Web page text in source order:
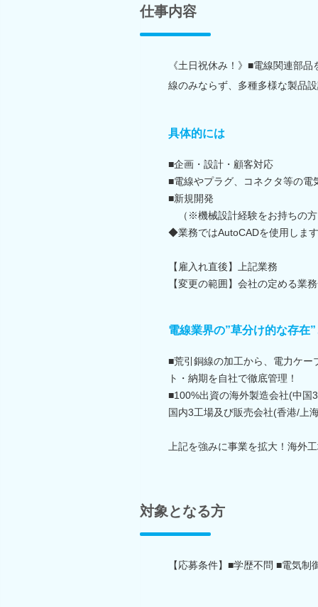
仕事内容
《土日祝休み！》■電線関連部
線のみならず、多種多様な製品
具体的には
■企画・設計・顧客対応
■電線やプラグ、コネクタ等の電
■新規開発
（※機械設計経験をお持ちの
◆業務ではAutoCADを使用します
【雇入れ直後】上記業務
【変更の範囲】会社の定める業
電線業界の”草分け的な存在
■荒引銅線の加工から、電力ケ
ト・納期を自社で徹底管理！
■100%出資の海外製造会社(中国
国内3工場及び販売会社(香港/上
上記を強みに事業を拡大！海外
対象となる方
【応募条件】■学歴不問 ■電気